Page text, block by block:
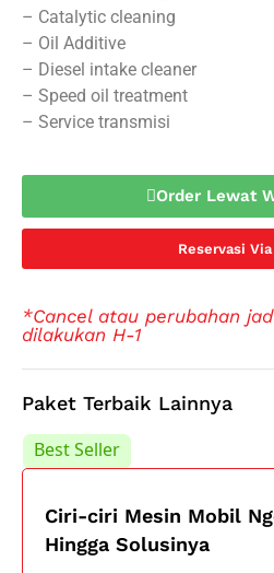
– Catalytic cleaning
– Oil Additive
– Diesel intake cleaner
– Speed oil treatment
– Service transmisi
Order Lewat
Reservasi
*Cancel atau perubahan
dilakukan H-1
Paket Terbaik Lainnya
Best Seller
Ciri-ciri Mesin Mobil
Hingga Solusinya
Best Seller